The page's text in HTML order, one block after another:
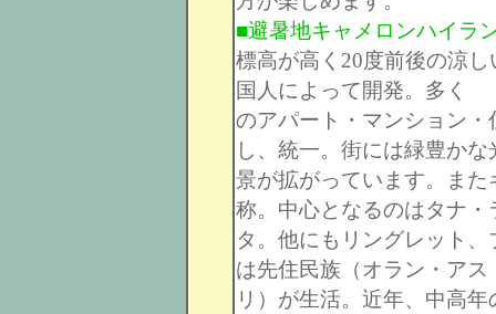
■避暑地キャメロンハイラ
標高が高く20度前後の涼
国人によって開発。多く
のアパート・マンション
し、統一。街には緑豊かな
景が拡がっています。ま
称。中心となるのはタナ・
タ。他にもリングレット
は先住民族（オラン・アス
リ）が生活。近年、中高